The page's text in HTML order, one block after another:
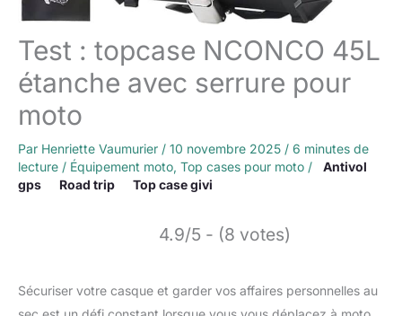
Test : topcase NCONCO 45L
étanche avec serrure pour
moto
Par Henriette Vaumurier / 10 novembre 2025 / 6 minutes de
lecture / Équipement moto, Top cases pour moto /
Antivol
gps
Road trip Top case givi
4.9/5 - (8 votes)
Sécuriser votre casque et garder vos affaires personnelles au